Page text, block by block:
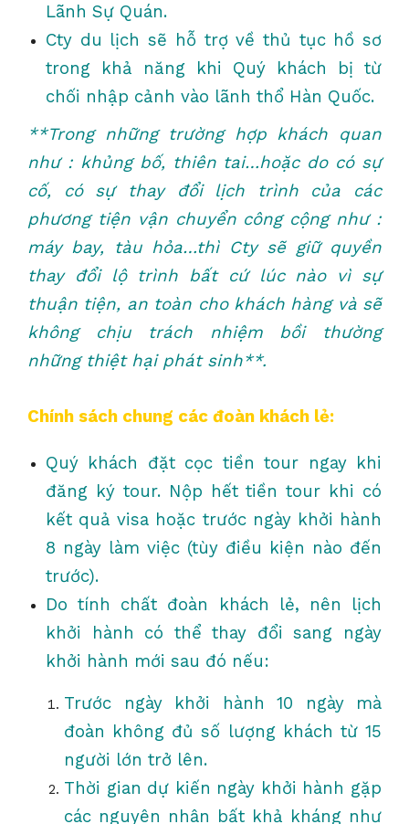
Lãnh Sự Quán.
Cty du lịch sẽ hỗ trợ về thủ tục hồ sơ
trong khả năng khi Quý khách bị từ
chối nhập cảnh vào lãnh thổ Hàn Quốc.
**Trong những trường hợp khách quan
như : khủng bố, thiên tai…hoặc do có sự
cố, có sự thay đổi lịch trình của các
phương tiện vận chuyển công cộng như :
máy bay, tàu hỏa…thì Cty sẽ giữ quyền
thay đổi lộ trình bất cứ lúc nào vì sự
thuận tiện, an toàn cho khách hàng và sẽ
không chịu trách nhiệm bồi thường
những thiệt hại phát sinh**.
Chính sách chung các đoàn khách lẻ:
Quý khách đặt cọc tiền tour ngay khi
đăng ký tour. Nộp hết tiền tour khi có
kết quả visa hoặc trước ngày khởi hành
8 ngày làm việc (tùy điều kiện nào đến
trước).
Do tính chất đoàn khách lẻ, nên lịch
khởi hành có thể thay đổi sang ngày
khởi hành mới sau đó nếu:
Trước ngày khởi hành 10 ngày mà
đoàn không đủ số lượng khách từ 15
người lớn trở lên.
Thời gian dự kiến ngày khởi hành gặp
các nguyên nhân bất khả kháng như